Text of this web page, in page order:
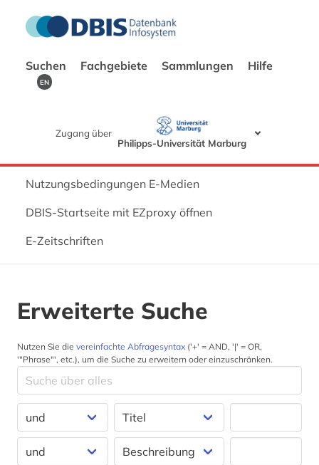
Suchen Fachgebiete Sammlungen Hilfe
EN
Zugang über
Philipps-Universität Marburg
Nutzungsbedingungen E-Medien
DBIS-Startseite mit EZproxy öffnen
E-Zeitschriften
Erweiterte Suche
Nutzen Sie die vereinfachte Abfragesyntax ('+' = AND, '|' = OR,
'"Phrase"', etc.), um die Suche zu erweitern oder einzuschränken.